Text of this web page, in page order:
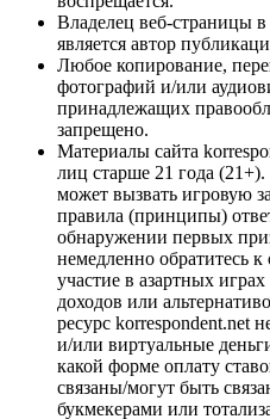
Владелец веб-страницы
является автор
Любое копирование,
фотографий и/или
принадлежащих
запрещено.
Материалы сайта
лиц старше 21 года
может вызвать игровую
правила (принципы)
обнаружении первых
немедленно обратитесь
участие в азартных
доходов или
ресурс korrespondent.net
и/или виртуальные
какой форме оплату
связаны/могут быть
букмекерами или